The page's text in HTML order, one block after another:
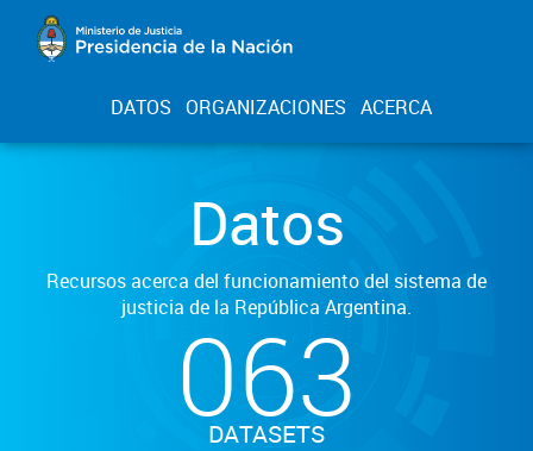
DATOS ORGANIZACIONES ACERCA
Datos
Recursos acerca del funcionamiento del sistema de
justicia de la República Argentina.
063
DATASETS